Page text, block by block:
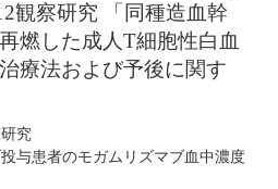
観察研究 「同種造血幹
燃した成人T細胞性白血
療法および予後に関す
究
与患者のモガムリズマブ血中濃度